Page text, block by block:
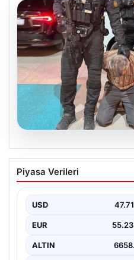
05.08.2026
Çerçeve Yasa
Terörle
tutan çerçeve yasa, temel
Piyasa Verileri
USD 47.71
EUR 55.23
ALTIN